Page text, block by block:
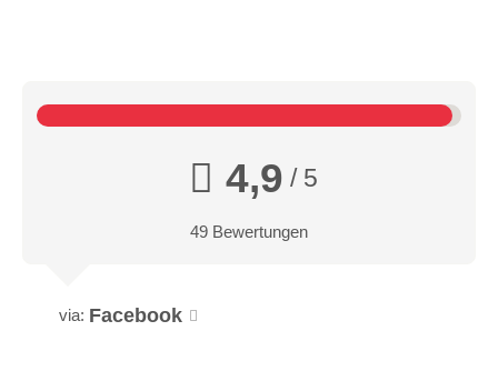
4,9 / 5
49 Bewertungen
via: Facebook